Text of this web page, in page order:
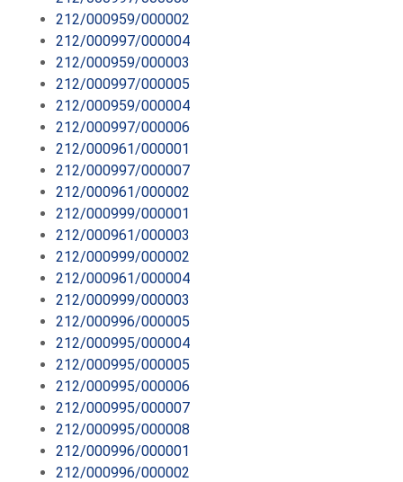
212/000959/000002
212/000997/000004
212/000959/000003
212/000997/000005
212/000959/000004
212/000997/000006
212/000961/000001
212/000997/000007
212/000961/000002
212/000999/000001
212/000961/000003
212/000999/000002
212/000961/000004
212/000999/000003
212/000996/000005
212/000995/000004
212/000995/000005
212/000995/000006
212/000995/000007
212/000995/000008
212/000996/000001
212/000996/000002